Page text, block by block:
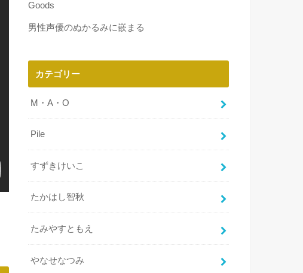
Goods
男性声優のぬかるみに嵌まる
カテゴリー
M・A・O
Pile
すずきけいこ
たかはし智秋
たみやすともえ
やなせなつみ